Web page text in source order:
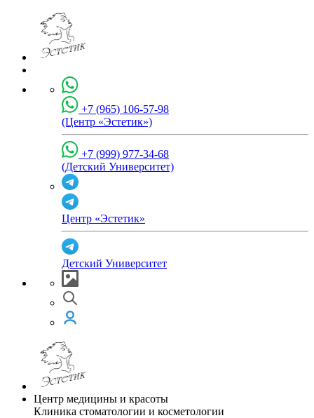
+7 (965) 106-57-98
(Центр «Эстетик»)
+7 (999) 977-34-68
(Детский Университет)
Центр «Эстетик»
Детский Университет
Центр медицины и красоты
Клиника стоматологии и косметологии